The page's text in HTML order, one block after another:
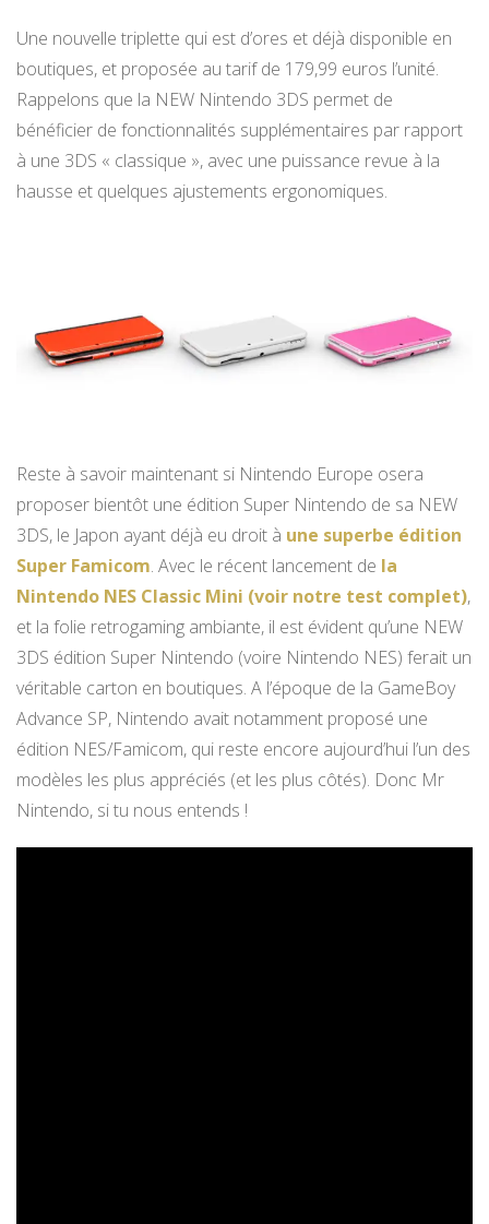
Une nouvelle triplette qui est d’ores et déjà disponible en
boutiques, et proposée au tarif de 179,99 euros l’unité.
Rappelons que la NEW Nintendo 3DS permet de
bénéficier de fonctionnalités supplémentaires par rapport
à une 3DS « classique », avec une puissance revue à la
hausse et quelques ajustements ergonomiques.
Reste à savoir maintenant si Nintendo Europe osera
proposer bientôt une édition Super Nintendo de sa NEW
3DS, le Japon ayant déjà eu droit à une superbe édition
Super Famicom. Avec le récent lancement de la
Nintendo NES Classic Mini (voir notre test complet),
et la folie retrogaming ambiante, il est évident qu’une NEW
3DS édition Super Nintendo (voire Nintendo NES) ferait un
véritable carton en boutiques. A l’époque de la GameBoy
Advance SP, Nintendo avait notamment proposé une
édition NES/Famicom, qui reste encore aujourd’hui l’un des
modèles les plus appréciés (et les plus côtés). Donc Mr
Nintendo, si tu nous entends !